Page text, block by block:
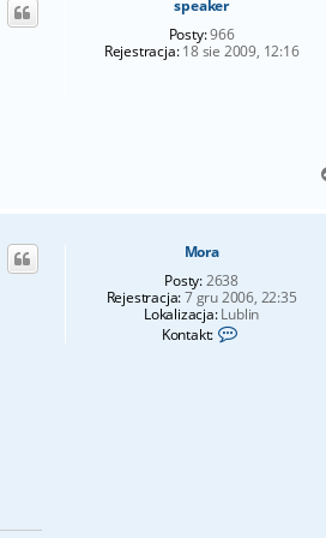
speaker
Posty:966
Rejestracja:18 sie 2009, 12:16
Mora
Posty:2638
Rejestracja:7 gru 2006, 22:35
Lokalizacja:Lublin
Kontakt: